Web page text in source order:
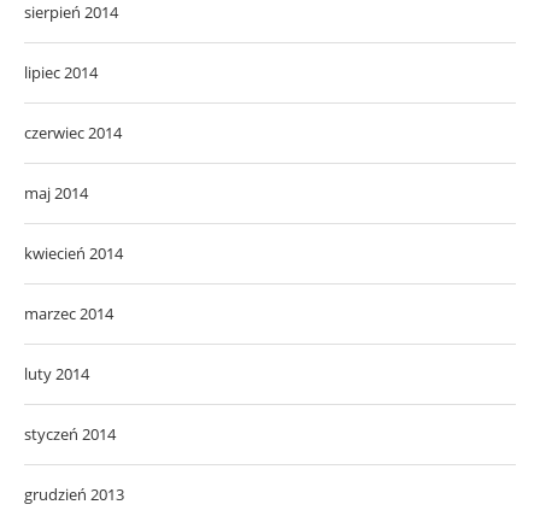
sierpień 2014
lipiec 2014
czerwiec 2014
maj 2014
kwiecień 2014
marzec 2014
luty 2014
styczeń 2014
grudzień 2013